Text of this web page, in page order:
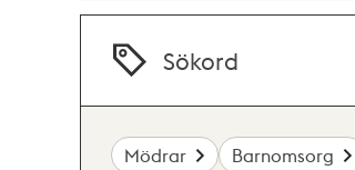
Sökord
Mödrar
Barnomsorg